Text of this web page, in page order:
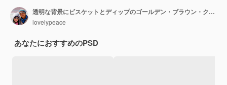
透明な背景にビスケットとディップのゴールデン・ブラウン・クリスピー・フライド・チキン・ドラムスティック
lovelypeace
あなたにおすすめのPSD